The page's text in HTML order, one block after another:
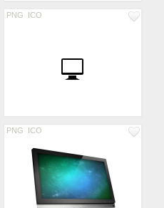
PNG ICO
PNG ICO